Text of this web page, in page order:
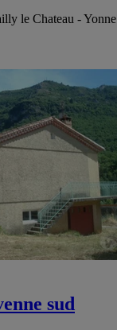
le Chateau - Yonne
sud